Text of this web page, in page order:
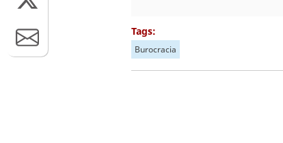
Tags:
Burocracia